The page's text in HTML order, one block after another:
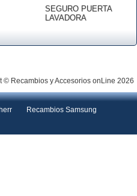
SEGURO PUERTA
LAVADORA
© Recambios y Accesorios onLine 2026
Recambios Samsung